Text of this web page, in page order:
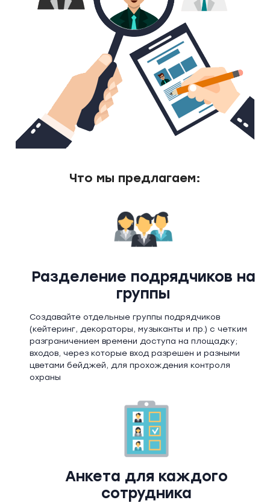
Что мы предлагаем:
Разделение подрядчиков на
группы
Создавайте отдельные группы подрядчиков
(кейтеринг, декораторы, музыканты и пр.) с четким
разграничением времени доступа на площадку;
входов, через которые вход разрешен и разными
цветами бейджей, для прохождения контроля
охраны
Анкета для каждого
сотрудника